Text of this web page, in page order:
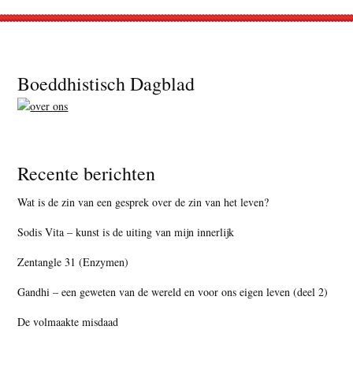
Footer
Boeddhistisch Dagblad
Recente berichten
Wat is de zin van een gesprek over de zin van het leven?
Sodis Vita – kunst is de uiting van mijn innerlijk
Zentangle 31 (Enzymen)
Gandhi – een geweten van de wereld en voor ons eigen leven (deel 2)
De volmaakte misdaad